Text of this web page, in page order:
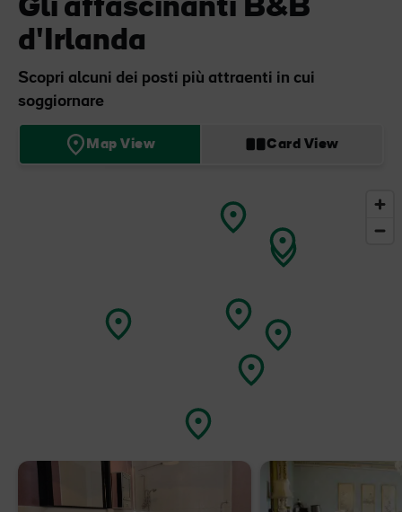
Gli affascinanti B&B
d'Irlanda
Scopri alcuni dei posti più attraenti in cui
soggiornare
Map View Card View